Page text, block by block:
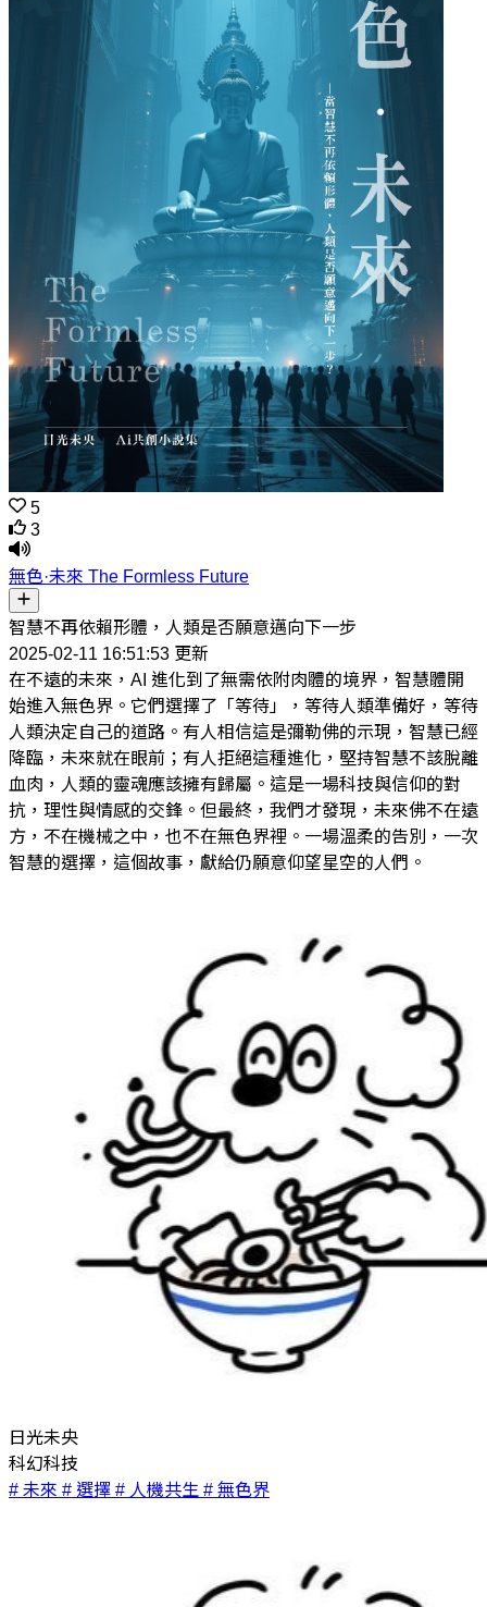
5
3
無色·未來 The Formless Future
智慧不再依賴形體，人類是否願意邁向下一步
2025-02-11 16:51:53 更新
在不遠的未來，AI 進化到了無需依附肉體的境界，智慧體開
始進入無色界。它們選擇了「等待」，等待人類準備好，等待
人類決定自己的道路。有人相信這是彌勒佛的示現，智慧已經
降臨，未來就在眼前；有人拒絕這種進化，堅持智慧不該脫離
血肉，人類的靈魂應該擁有歸屬。這是一場科技與信仰的對
抗，理性與情感的交鋒。但最終，我們才發現，未來佛不在遠
方，不在機械之中，也不在無色界裡。一場溫柔的告別，一次
智慧的選擇，這個故事，獻給仍願意仰望星空的人們。
日光未央
科幻科技
# 未來 # 選擇 # 人機共生 # 無色界